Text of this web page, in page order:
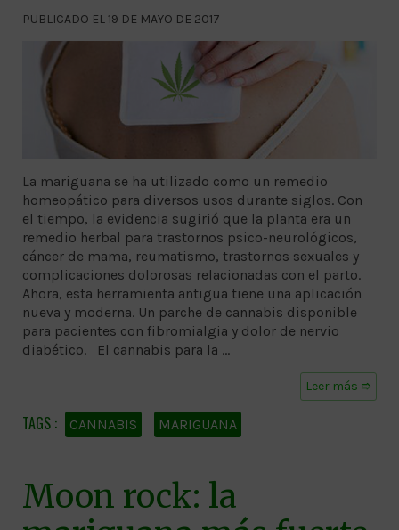
PUBLICADO EL 19 DE MAYO DE 2017
La mariguana se ha utilizado como un remedio
homeopático para diversos usos durante siglos. Con
el tiempo, la evidencia sugirió que la planta era un
remedio herbal para trastornos psico-neurológicos,
cáncer de mama, reumatismo, trastornos sexuales y
complicaciones dolorosas relacionadas con el parto.
Ahora, esta herramienta antigua tiene una aplicación
nueva y moderna. Un parche de cannabis disponible
para pacientes con fibromialgia y dolor de nervio
diabético. El cannabis para la …
Leer más ➱
CANNABIS MARIGUANA
Moon rock: la